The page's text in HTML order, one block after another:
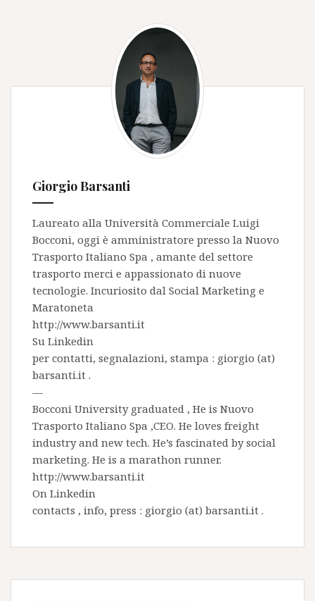
Giorgio Barsanti
Laureato alla Università Commerciale Luigi
Bocconi, oggi è amministratore presso la Nuovo
Trasporto Italiano Spa , amante del settore
trasporto merci e appassionato di nuove
tecnologie. Incuriosito dal Social Marketing e
Maratoneta
http://www.barsanti.it
Su Linkedin
per contatti, segnalazioni, stampa : giorgio (at)
barsanti.it .
—
Bocconi University graduated , He is Nuovo
Trasporto Italiano Spa ,CEO. He loves freight
industry and new tech. He’s fascinated by social
marketing. He is a marathon runner.
http://www.barsanti.it
On Linkedin
contacts , info, press : giorgio (at) barsanti.it .